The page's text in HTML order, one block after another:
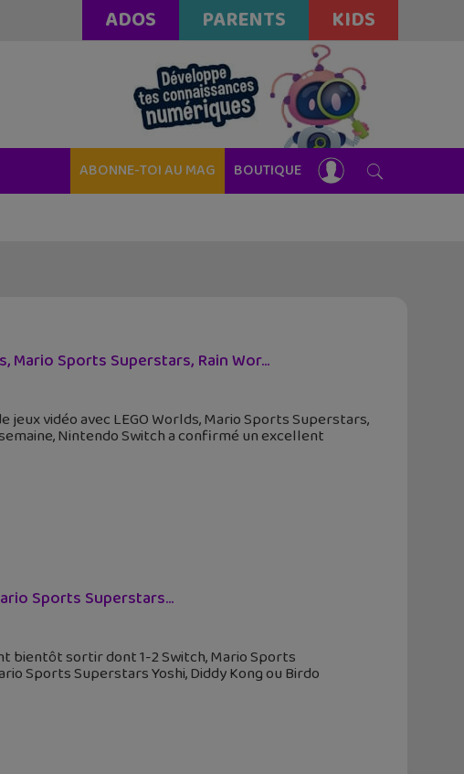
ADOS PARENTS KIDS
ABONNE-TOI AU MAG BOUTIQUE
Mario Sports Superstars, Rain Wor...
vidéo avec LEGO Worlds, Mario Sports Superstars,
Nintendo Switch a confirmé un excellent
Sports Superstars…
bientôt sortir dont 1-2 Switch, Mario Sports
Sports Superstars Yoshi, Diddy Kong ou Birdo